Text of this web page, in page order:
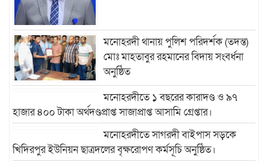
মনোহরদী থানায় পুলিশ পরিদর্শক (তদন্ত)
মোঃ মাহতাবুর রহমানের বিদায় সংবর্ধনা
অনুষ্ঠিত
মনোহরদীতে ১ বছরের কারাদণ্ড ও ৯৭
হাজার ৪০০ টাকা অর্থদণ্ডপ্রাপ্ত সাজাপ্রাপ্ত আসামি গ্রেপ্তার।
মনোহরদীতে সাগরদী বাইপাস সড়কে
খিদিরপুর ইউনিয়ন ছাত্রদলের বৃক্ষরোপণ কর্মসূচি অনুষ্ঠিত।